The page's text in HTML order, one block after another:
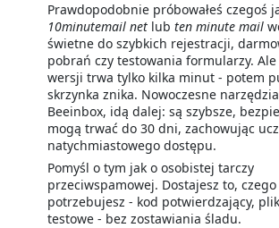
Prawdopodobnie próbowałeś czegoś
10minutemail netlub ten minute mail
świetne do szybkich rejestracji,
pobrań czy testowania formularzy. Ale
wersji trwa tylko kilka minut - potem
skrzynka znika. Nowoczesne
Beeinbox, idą dalej: są szybsze,
mogą trwać do 30 dni, zachowując
natychmiastowego dostępu.
Pomyśl o tym jak o osobistej tarczy
przeciwspamowej. Dostajesz to, czego
potrzebujesz - kod potwierdzający,
testowe - bez zostawiania śladu.